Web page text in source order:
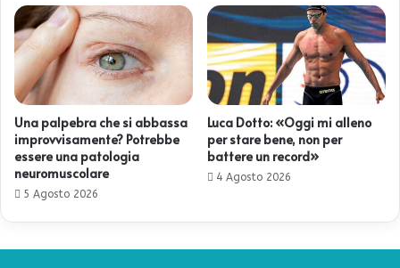
Una palpebra che si abbassa
improvvisamente? Potrebbe
essere una patologia
neuromuscolare
5 Agosto 2026
Luca Dotto: «Oggi mi alleno
per stare bene, non per
battere un record»
4 Agosto 2026